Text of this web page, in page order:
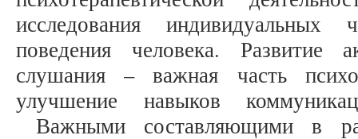
исследования индивидуальных
поведения человека. Развитие
слушания – важная часть
улучшение навыков
Важными составляющими в